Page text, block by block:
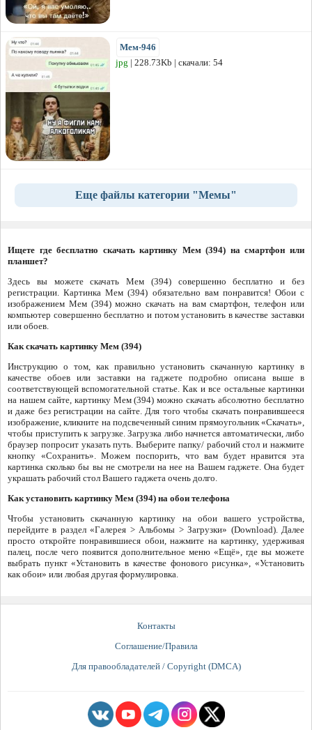
Мем-946
jpg | 228.73Kb | скачали: 54
Еще файлы категории "Мемы"
Ищете где бесплатно скачать картинку Мем (394) на смартфон или
планшет?
Здесь вы можете скачать Мем (394) совершенно бесплатно и без
регистрации. Картинка Мем (394) обязательно вам понравится! Обои с
изображением Мем (394) можно скачать на вам смартфон, телефон или
компьютер совершенно бесплатно и потом установить в качестве заставки
или обоев.
Как скачать картинку Мем (394)
Инструкцию о том, как правильно установить скачанную картинку в
качестве обоев или заставки на гаджете подробно описана выше в
соответствующей вспомогательной статье. Как и все остальные картинки
на нашем сайте, картинку Мем (394) можно скачать абсолютно бесплатно
и даже без регистрации на сайте. Для того чтобы скачать понравившееся
изображение, кликните на подсвеченный синим прямоугольник «Скачать»,
чтобы приступить к загрузке. Загрузка либо начнется автоматически, либо
браузер попросит указать путь. Выберите папку/ рабочий стол и нажмите
кнопку «Сохранить». Можем поспорить, что вам будет нравится эта
картинка сколько бы вы не смотрели на нее на Вашем гаджете. Она будет
украшать рабочий стол Вашего гаджета очень долго.
Как установить картинку Мем (394) на обои телефона
Чтобы установить скачанную картинку на обои вашего устройства,
перейдите в раздел «Галерея > Альбомы > Загрузки» (Download). Далее
просто откройте понравившиеся обои, нажмите на картинку, удерживая
палец, после чего появится дополнительное меню «Ещё», где вы можете
выбрать пункт «Установить в качестве фонового рисунка», «Установить
как обои» или любая другая формулировка.
Контакты
Соглашение/Правила
Для правообладателей / Copyright (DMCA)